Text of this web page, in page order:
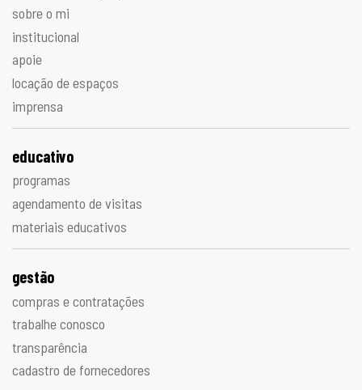
sobre o mi
institucional
apoie
locação de espaços
imprensa
educativo
programas
agendamento de visitas
materiais educativos
gestão
compras e contratações
trabalhe conosco
transparência
cadastro de fornecedores